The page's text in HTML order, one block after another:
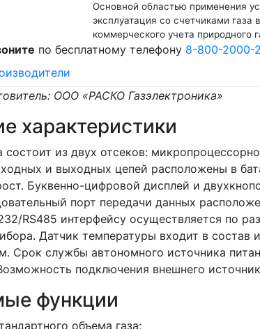
Основной областью применения
эксплуатация со счетчиками
коммерческого учета природного
по бесплатному телефону 8-800-2000-
ООО «РАСКО Газэлектроника»
характеристики
состоит из двух отсеков:
и выходных цепей расположены в
Буквенно-цифровой дисплей и
порт передачи данных
RS485 интерфейсу осуществляется по
Датчик температуры входит в состав
Срок службы автономного источника
подключения внешнего
функции
объема газа;